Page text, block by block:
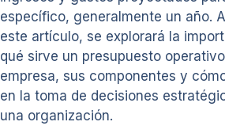
específico, generalmente un año.
este artículo, se explorará la
qué sirve un presupuesto
empresa, sus componentes y
en la toma de decisiones
una organización.